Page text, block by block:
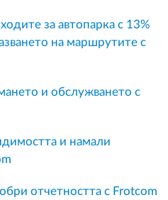
за автопарка с 13%
на маршрутите с
и обслужването с
и намали
отчетността с Frotcom